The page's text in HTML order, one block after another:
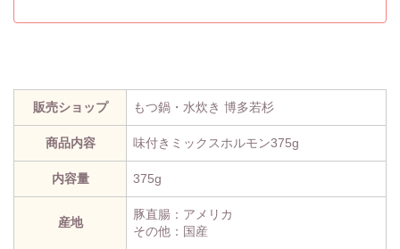
販売ショップ もつ鍋・水炊き 博多若杉
商品内容 味付きミックスホルモン375g
内容量 375g
産地
豚直腸：アメリカ
その他：国産